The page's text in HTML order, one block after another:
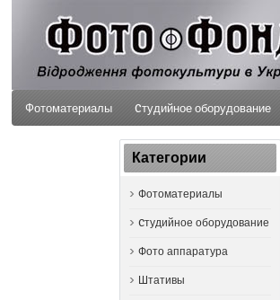
Фотоматериалы Cтудийное оборудование
Категории
Фотоматериалы
Cтудийное оборудование
Фото аппаратура
Штативы